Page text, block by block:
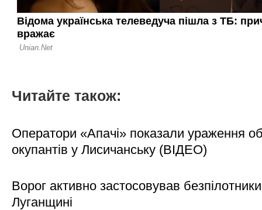
Читайте також:
Оператори «Апачі» показали ураження
окупантів у Лисичанську (ВІДЕО)
Ворог активно застосовував
Луганщині